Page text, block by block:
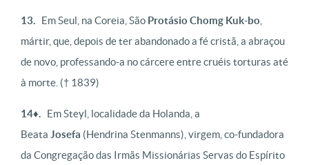
13. Em Seul, na Coreia, São Protásio Chomg Kuk-bo
mártir, que, depois de ter abandonado a fé cristã, a abraçou
de novo, professando-a no cárcere entre cruéis torturas até
à morte. († 1839)
14♦. Em Steyl, localidade da Holanda, a
Beata Josefa (Hendrina Stenmanns), virgem, co-fundadora
da Congregação das Irmãs Missionárias Servas do Espírito